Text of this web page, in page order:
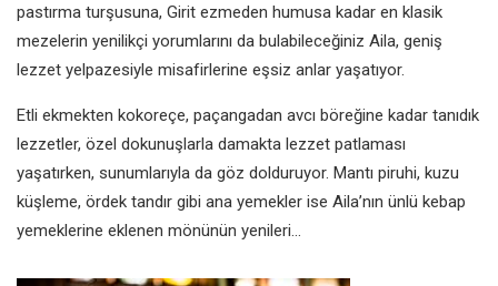
pastırma turşusuna, Girit ezmeden humusa kadar en klasik
mezelerin yenilikçi yorumlarını da bulabileceğiniz Aila, geniş
lezzet yelpazesiyle misafirlerine eşsiz anlar yaşatıyor.
Etli ekmekten kokoreçe, paçangadan avcı böreğine kadar tanıdık
lezzetler, özel dokunuşlarla damakta lezzet patlaması
yaşatırken, sunumlarıyla da göz dolduruyor. Mantı piruhi, kuzu
küşleme, ördek tandır gibi ana yemekler ise Aila’nın ünlü kebap
yemeklerine eklenen mönünün yenileri…